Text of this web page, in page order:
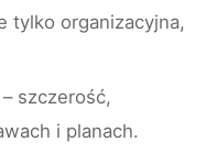
tylko organizacyjna,
– szczerość,
i planach.